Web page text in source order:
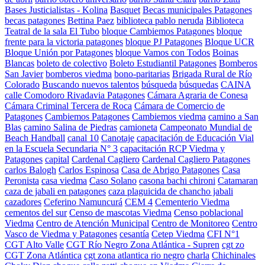
Bases Justicialistas - Kolina Basquet Becas municipales Patagones
becas patagones Bettina Paez biblioteca pablo neruda Biblioteca
Teatral de la sala El Tubo bloque Cambiemos Patagones bloque
frente para la victoria patagones bloque PJ Patagones Bloque UCR
Bloque Unión por Patagones bloque Vamos con Todos Boinas
Blancas boleto de colectivo Boleto Estudiantil Patagones Bomberos
San Javier bomberos viedma bono-paritarias Brigada Rural de Río
Colorado Buscando nuevos talentos búsqueda búsquedas CAINA
calle Comodoro Rivadavia Patagones Cámara Agraria de Conesa
Cámara Criminal Tercera de Roca Cámara de Comercio de
Patagones Cambiemos Patagones Cambiemos viedma camino a San
Blas camino Salina de Piedras camioneta Campeonato Mundial de
Beach Handball canal 10 Canotaje capacitación de Educación Vial
en la Escuela Secundaria N° 3 capacitación RCP Viedma y
Patagones capital Cardenal Cagliero Cardenal Cagliero Patagones
carlos Balogh Carlos Espinosa Casa de Abrigo Patagones Casa
Peronista casa viedma Caso Solano casona bachi chironi Catamaran
caza de jabali en patagones caza plaguicida de chancho jabali
cazadores Ceferino Namuncurá CEM 4 Cementerio Viedma
cementos del sur Censo de mascotas Viedma Censo poblacional
Viedma Centro de Atención Municipal Centro de Monitoreo Centro
Vasco de Viedma y Patagones cesantía Cetep Viedma CFI N°1
CGT Alto Valle CGT Río Negro Zona Atlántica - Supren cgt zo
CGT Zona Atlántica cgt zona atlantica rio negro charla Chichinales